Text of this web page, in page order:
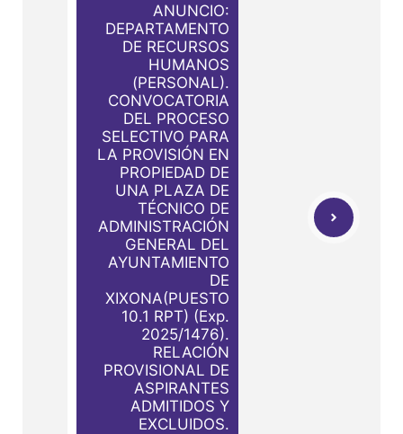
ANUNCIO:
DEPARTAMENTO
DE RECURSOS
HUMANOS
(PERSONAL).
CONVOCATORIA
DEL PROCESO
SELECTIVO PARA
LA PROVISIÓN EN
PROPIEDAD DE
UNA PLAZA DE
TÉCNICO DE
ADMINISTRACIÓN
GENERAL DEL
AYUNTAMIENTO
DE
XIXONA(PUESTO
10.1 RPT) (Exp.
2025/1476).
RELACIÓN
PROVISIONAL DE
ASPIRANTES
ADMITIDOS Y
EXCLUIDOS.